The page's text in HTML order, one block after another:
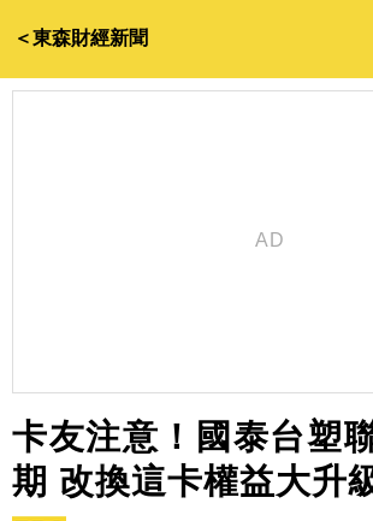
＜東森財經新聞
卡友注意！國泰台塑
期 改換這卡權益大升